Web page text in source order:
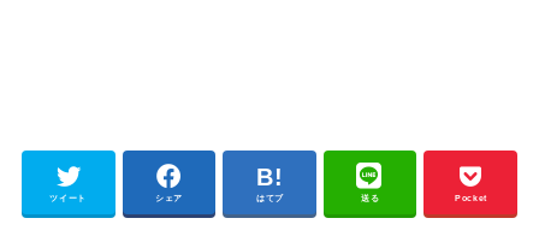
ツイート シェア はてブ 送る Pocket